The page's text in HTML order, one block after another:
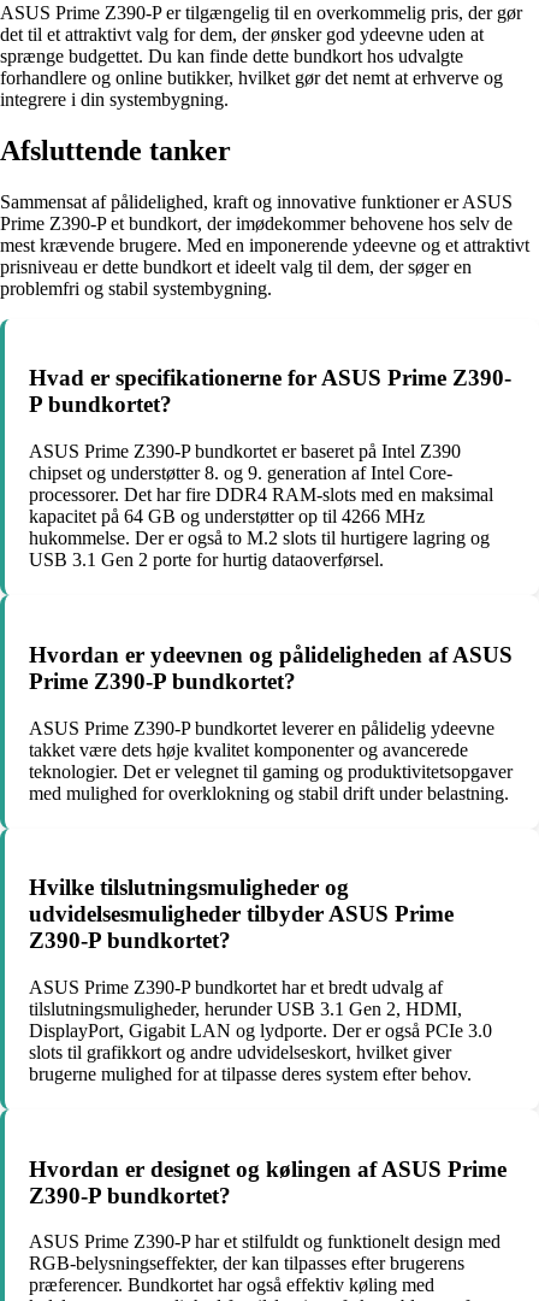
ASUS Prime Z390-P er tilgængelig til en overkommelig pris, der gør
det til et attraktivt valg for dem, der ønsker god ydeevne uden at
sprænge budgettet. Du kan finde dette bundkort hos udvalgte
forhandlere og online butikker, hvilket gør det nemt at erhverve og
integrere i din systembygning.
Afsluttende tanker
Sammensat af pålidelighed, kraft og innovative funktioner er ASUS
Prime Z390-P et bundkort, der imødekommer behovene hos selv de
mest krævende brugere. Med en imponerende ydeevne og et attraktivt
prisniveau er dette bundkort et ideelt valg til dem, der søger en
problemfri og stabil systembygning.
Hvad er specifikationerne for ASUS Prime Z390-
P bundkortet?
ASUS Prime Z390-P bundkortet er baseret på Intel Z390
chipset og understøtter 8. og 9. generation af Intel Core-
processorer. Det har fire DDR4 RAM-slots med en maksimal
kapacitet på 64 GB og understøtter op til 4266 MHz
hukommelse. Der er også to M.2 slots til hurtigere lagring og
USB 3.1 Gen 2 porte for hurtig dataoverførsel.
Hvordan er ydeevnen og pålideligheden af ASUS
Prime Z390-P bundkortet?
ASUS Prime Z390-P bundkortet leverer en pålidelig ydeevne
takket være dets høje kvalitet komponenter og avancerede
teknologier. Det er velegnet til gaming og produktivitetsopgaver
med mulighed for overklokning og stabil drift under belastning.
Hvilke tilslutningsmuligheder og
udvidelsesmuligheder tilbyder ASUS Prime
Z390-P bundkortet?
ASUS Prime Z390-P bundkortet har et bredt udvalg af
tilslutningsmuligheder, herunder USB 3.1 Gen 2, HDMI,
DisplayPort, Gigabit LAN og lydporte. Der er også PCIe 3.0
slots til grafikkort og andre udvidelseskort, hvilket giver
brugerne mulighed for at tilpasse deres system efter behov.
Hvordan er designet og kølingen af ASUS Prime
Z390-P bundkortet?
ASUS Prime Z390-P har et stilfuldt og funktionelt design med
RGB-belysningseffekter, der kan tilpasses efter brugerens
præferencer. Bundkortet har også effektiv køling med